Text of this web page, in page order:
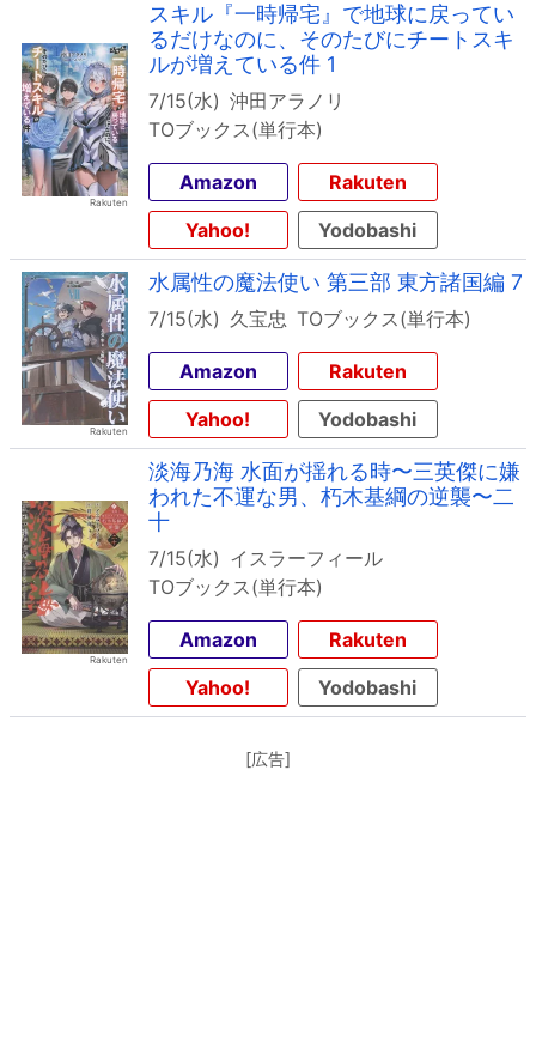
スキル『一時帰宅』で地球に戻ってい
るだけなのに、そのたびにチートスキ
ルが増えている件 1
7/15(水) 沖田アラノリ
TOブックス(単行本)
Amazon
Rakuten
Yahoo!
Yodobashi
水属性の魔法使い 第三部 東方諸国編 7
7/15(水) 久宝忠 TOブックス(単行本)
Amazon
Rakuten
Yahoo!
Yodobashi
淡海乃海 水面が揺れる時〜三英傑に嫌
われた不運な男、朽木基綱の逆襲〜二
十
7/15(水) イスラーフィール
TOブックス(単行本)
Amazon
Rakuten
Yahoo!
Yodobashi
[広告]